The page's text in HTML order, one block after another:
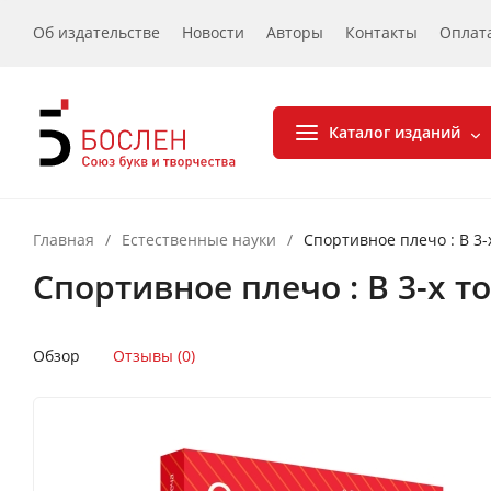
Об издательстве Новости Авторы Контакты
Каталог изданий
Главная / Естественные науки / Спортивное плечо : В
Спортивное плечо : В 3-х
Обзор Отзывы (0)